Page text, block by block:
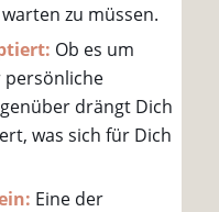
zu müssen.
Ob es um
persönliche
drängt Dich
was sich für Dich
Eine der